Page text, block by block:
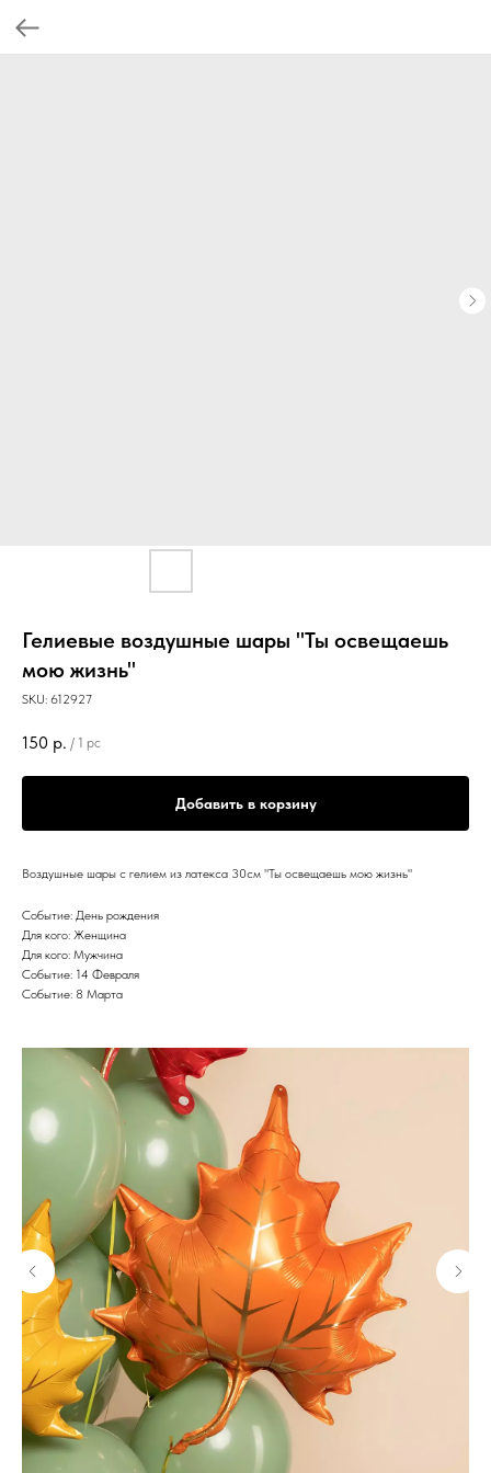
Гелиевые воздушные шары "Ты освещаешь
мою жизнь"
SKU: 612927
150 р. / 1 pc
Добавить в корзину
Воздушные шары с гелием из латекса 30см "Ты освещаешь мою жизнь"
Событие: День рождения
Для кого: Женщина
Для кого: Мужчина
Событие: 14 Февраля
Событие: 8 Марта